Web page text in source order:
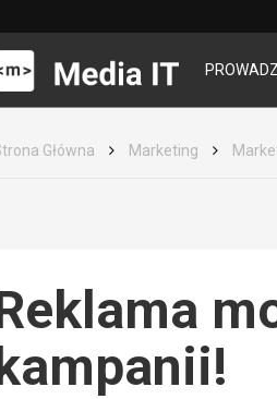
Główna Marketing